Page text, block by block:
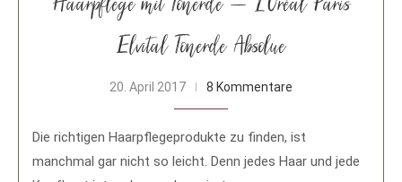
Elvital Tonerde Absolue
20. April 2017 8 Kommentare
Die richtigen Haarpflegeprodukte zu finden, ist
manchmal gar nicht so leicht. Denn jedes Haar und jede